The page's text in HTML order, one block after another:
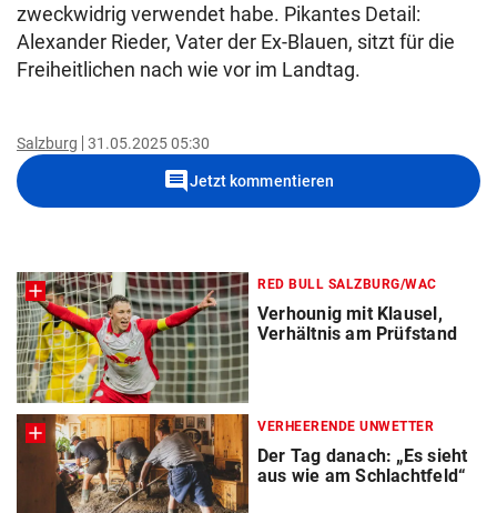
zweckwidrig verwendet habe. Pikantes Detail:
Alexander Rieder, Vater der Ex-Blauen, sitzt für die
Freiheitlichen nach wie vor im Landtag.
Salzburg 31.05.2025 05:30
commentJetzt kommentieren
RED BULL SALZBURG/WAC
Verhounig mit Klausel,
Verhältnis am Prüfstand
VERHEERENDE UNWETTER
Der Tag danach: „Es sieht
aus wie am Schlachtfeld“